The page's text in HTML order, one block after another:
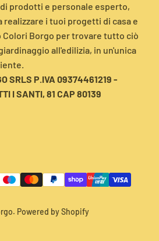
di prodotti e personale esperto,
realizzare i tuoi progetti di casa e
Borgo per trovare tutto ciò
all'edilizia, in un'unica
SRLS P.IVA 09374461219 -
I SANTI, 81 CAP 80139
Powered by Shopify